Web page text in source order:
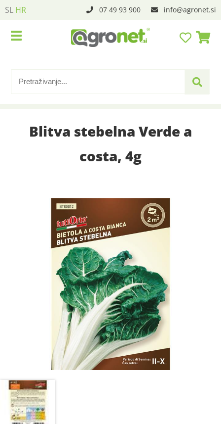
SL HR 07 49 93 900 info agronet.si
Blitva stebelna Verde a
costa, 4g